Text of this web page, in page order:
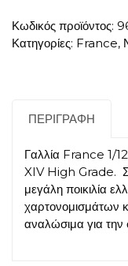
Κωδικός προϊόντος:
Κατηγορίες: France,
ΠΕΡΙΓΡΑΦΉ
Γαλλία France 1/
XIV High Grade.
μεγάλη ποικιλία
χαρτονομισμάτων
αναλώσιμα για